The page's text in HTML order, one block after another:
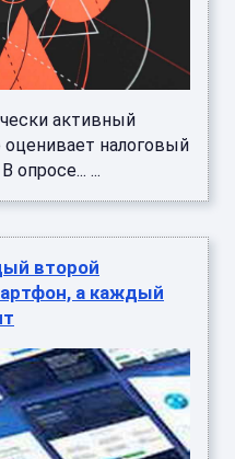
активный
налоговый
опросе... ...
второй
а каждый